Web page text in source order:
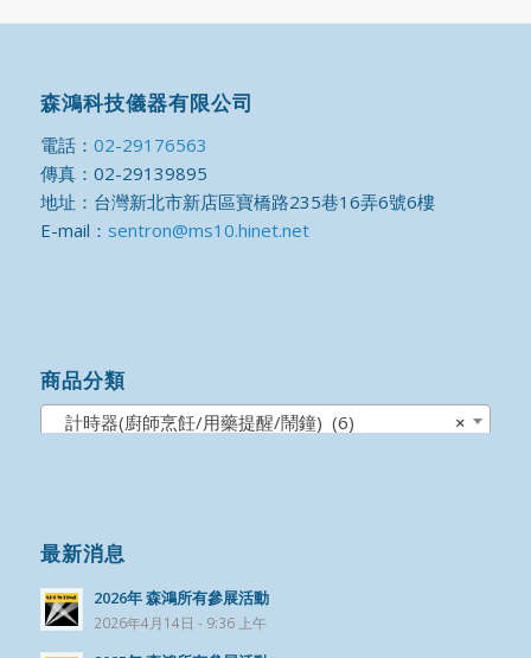
森鴻科技儀器有限公司
電話： 02-29176563
傳真：02-29139895
地址：台灣新北市新店區寶橋路235巷16弄6號6樓
E-mail： sentron@ms10.hinet.net
商品分類
×
計時器(廚師烹飪/用藥提醒/鬧鐘) (6)
最新消息
2026年 森鴻所有參展活動
2026年4月14日 - 9:36 上午